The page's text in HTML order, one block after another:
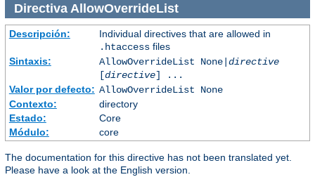
Directiva AllowOverrideList
Descripción:
Individual directives that are allowed in
.htaccessfiles
Sintaxis:
AllowOverrideList None| directive
[directive] ...
Valor por defecto: AllowOverrideList None
Contexto:
directory
Estado:
Core
Módulo:
core
The documentation for this directive has not been translated yet.
Please have a look at the English version.